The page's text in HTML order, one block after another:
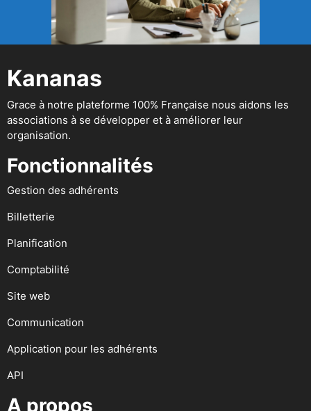
Kananas
Grace à notre plateforme 100% Française nous aidons les
associations à se développer et à améliorer leur
organisation.
Fonctionnalités
Gestion des adhérents
Billetterie
Planification
Comptabilité
Site web
Communication
Application pour les adhérents
API
A propos